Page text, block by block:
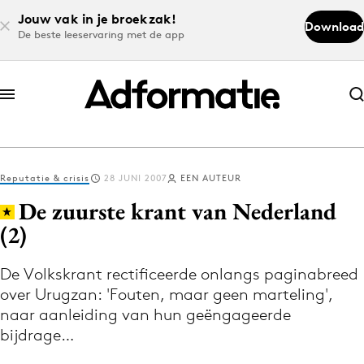
Jouw vak in je broekzak!
De beste leeservaring met de app
Download
Abonneer nu
Abonneer nu
Log in
Volg het laatste nieuws via de Adformatie
Nieuws app
Reputatie & crisis 28 JUNI 2007 EEN AUTEUR
De zuurste krant van Nederland
(2)
De Volkskrant rectificeerde onlangs paginabreed
over Urugzan: 'Fouten, maar geen marteling',
naar aanleiding van hun geëngageerde
bijdrage…